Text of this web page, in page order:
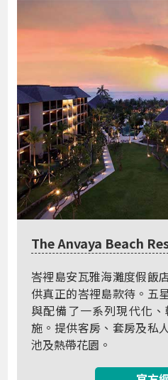
The Anvaya Beach
峇裡島安瓦雅海灘度假飯
供真正的峇裡島款待。五
與配備了一系列現代化
施。提供客房、套房及私
池及熱帶花園。